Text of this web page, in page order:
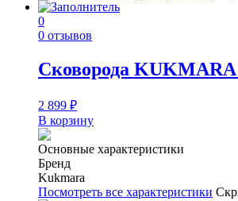
0
0 отзывов
Сковорода
2 899 ₽
В корзину
Основные характеристики
Бренд
Kukmara
Посмотреть все характеристики